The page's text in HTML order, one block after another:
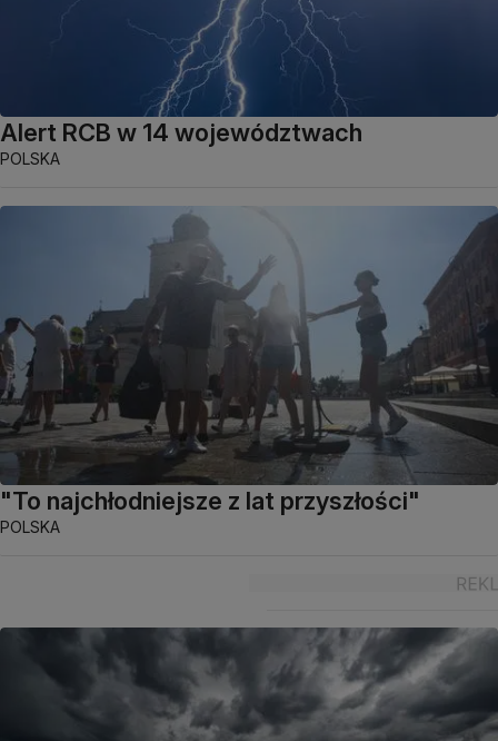
Alert RCB w 14 województwach
POLSKA
"To najchłodniejsze z lat przyszłości"
POLSKA